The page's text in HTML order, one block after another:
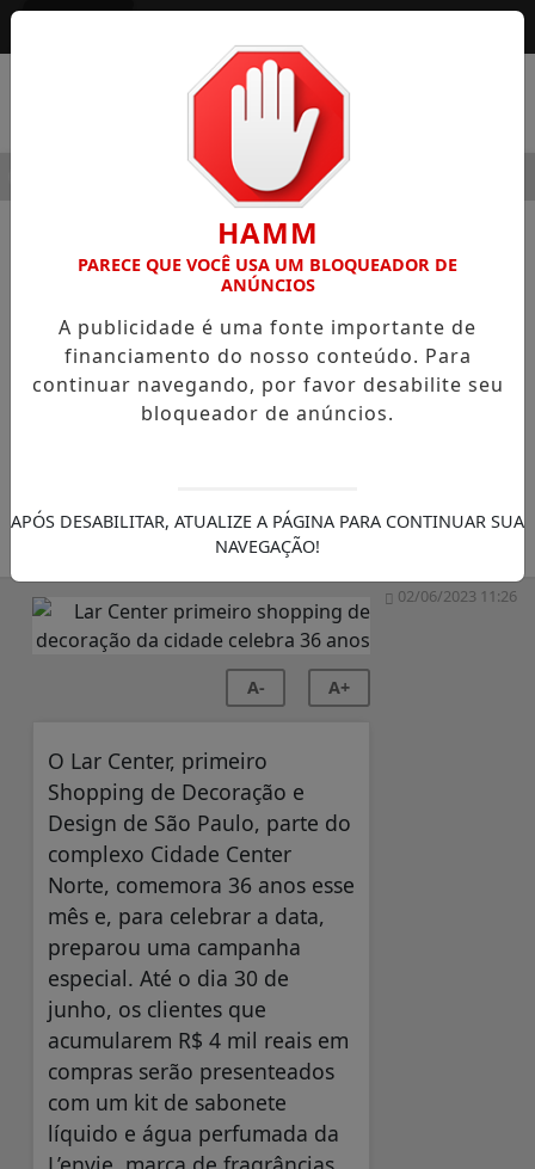
HOSPITAL SAMARITANO HIGIENÓPOLIS
Lar Center primeiro shopping de
decoração da cidade celebra 36
anos
Com promoção especial durante todo o
mês de junho, os clientes poderão ganhar
SEMANÁRIO ZONA NORTE
02/06/2023 11:26
A- A+
O Lar Center, primeiro
Shopping de Decoração e
Design de São Paulo, parte do
complexo Cidade Center
Norte, comemora 36 anos esse
mês e, para celebrar a data,
preparou uma campanha
especial. Até o dia 30 de
junho, os clientes que
acumularem R$ 4 mil reais em
compras serão presenteados
com um kit de sabonete
líquido e água perfumada da
HAMM
PARECE QUE VOCÊ USA UM BLOQUEADOR DE
ANÚNCIOS
A publicidade é uma fonte importante de
financiamento do nosso conteúdo. Para
continuar navegando, por favor desabilite seu
bloqueador de anúncios.
APÓS DESABILITAR, ATUALIZE A PÁGINA PARA CONTINUAR SUA
NAVEGAÇÃO!